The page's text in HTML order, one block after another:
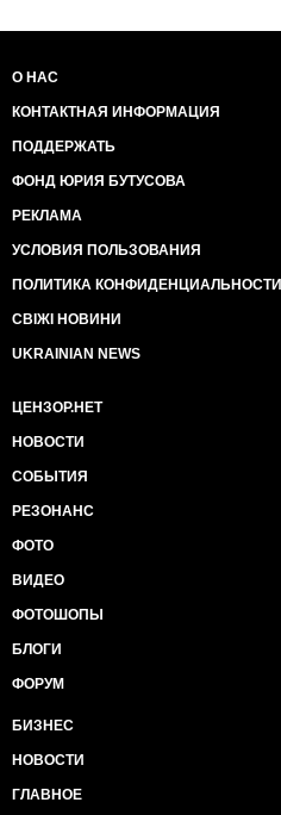
О НАС
КОНТАКТНАЯ ИНФОРМАЦИЯ
ПОДДЕРЖАТЬ
ФОНД ЮРИЯ БУТУСОВА
РЕКЛАМА
УСЛОВИЯ ПОЛЬЗОВАНИЯ
ПОЛИТИКА КОНФИДЕНЦИАЛЬНОСТИ
СВІЖІ НОВИНИ
UKRAINIAN NEWS
ЦЕНЗОР.НЕТ
НОВОСТИ
СОБЫТИЯ
РЕЗОНАНС
ФОТО
ВИДЕО
ФОТОШОПЫ
БЛОГИ
ФОРУМ
БИЗНЕС
НОВОСТИ
ГЛАВНОЕ